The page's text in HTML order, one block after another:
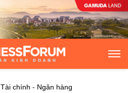
Tài chính - Ngân hàng